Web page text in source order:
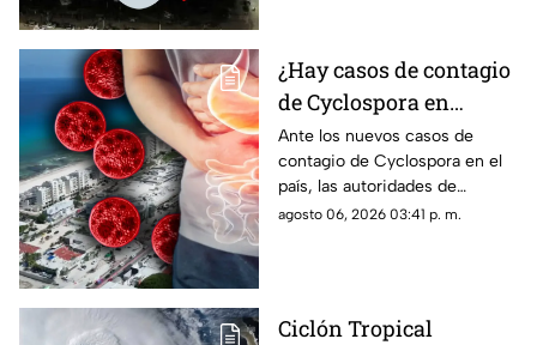
¿Hay casos de contagio
de Cyclospora en
Quintana Roo? Esto
dicen las autoridades
sobre los turistas
contagiados de
Ante los nuevos casos de
contagio de Cyclospora en el
país, las autoridades de
Quintana Roo informaron
agosto 06, 2026 03:41 p. m.
Ciclón Tropical